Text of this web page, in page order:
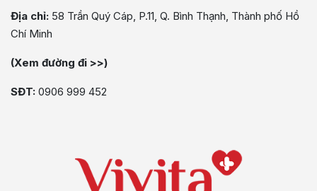
Địa chỉ: 58 Trần Quý Cáp, P.11, Q. Bình Thạnh, Thành phố Hồ
Chí Minh
(Xem đường đi >>)
SĐT: 0906 999 452